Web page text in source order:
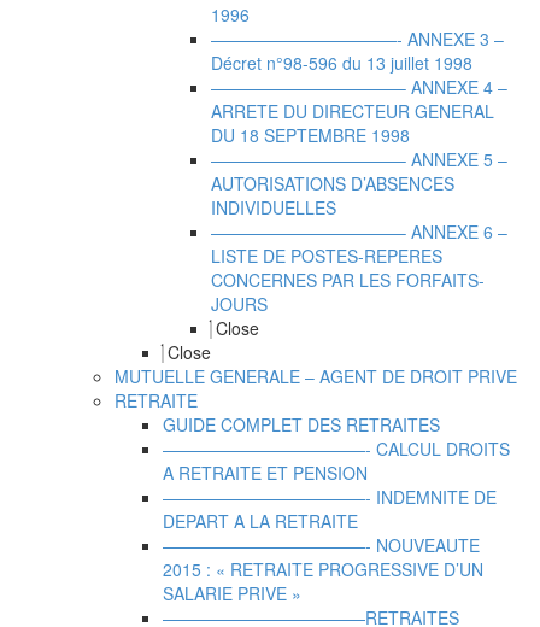
1996
———————————- ANNEXE 3 –
Décret n°98-596 du 13 juillet 1998
———————————– ANNEXE 4 –
ARRETE DU DIRECTEUR GENERAL
DU 18 SEPTEMBRE 1998
———————————– ANNEXE 5 –
AUTORISATIONS D’ABSENCES
INDIVIDUELLES
———————————– ANNEXE 6 –
LISTE DE POSTES-REPERES
CONCERNES PAR LES FORFAITS-
JOURS
Close
Close
MUTUELLE GENERALE – AGENT DE DROIT PRIVE
RETRAITE
GUIDE COMPLET DES RETRAITES
————————————- CALCUL DROITS
A RETRAITE ET PENSION
————————————- INDEMNITE DE
DEPART A LA RETRAITE
————————————- NOUVEAUTE
2015 : « RETRAITE PROGRESSIVE D’UN
SALARIE PRIVE »
————————————RETRAITES